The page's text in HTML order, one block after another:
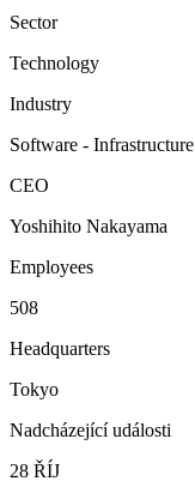
Sector
Technology
Industry
Software - Infrastructure
CEO
Yoshihito Nakayama
Employees
508
Headquarters
Tokyo
Nadcházející události
28 ŘÍJ